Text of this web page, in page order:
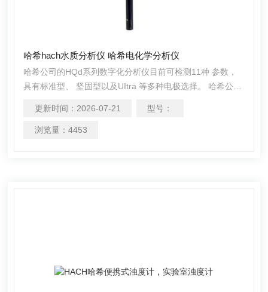
哈希hach水质分析仪 哈希电化学分析仪
哈希公司的HQd系列数字化分析仪目前可检测11种 参数，
具有标准型、 坚固型以及UItra 等多种电极选择。 哈希公司
非常简单， 且可以自动识别电极。 整套测量 装置包含了各
种 lniCALTM电极， 可测量pH、 电导率、 溶解氧（LDO）
更新时间： 2026-07-21 型号：
浏览量： 4453